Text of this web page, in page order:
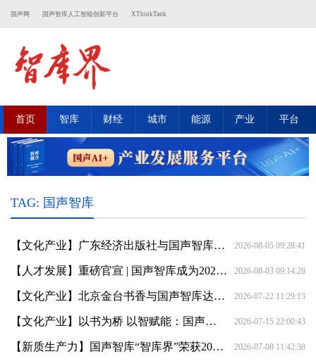
国声网 国声智库人工智能创新平台 XThinkTank
首页 智库 财经 城市 能源 产业 平台
TAG: 国声智库
2026-08-05 09:28:41
【文化产业】广东经济出版社与国声智库战略合作 共建“一带一路”智库书屋
2026-08-03 09:14:28
【人才发展】重磅官宣 | 国声智库成为2026WWEC世界教育者大会联合主办单位
2026-07-22 11:29:13
【文化产业】北京金台书香与国声智库达成战略合作——以智库书屋建设赋能全民阅读 为文化强国建设注入书香力量
2026-07-15 22:00:43
【文化产业】以书为桥 以智赋能：国声智库与上海远东出版社合作共建智库书屋
2026-07-08 11:42:38
【新质生产力】国声智库“智库界”荣获2026全球数字经济大会“优秀传播奖”